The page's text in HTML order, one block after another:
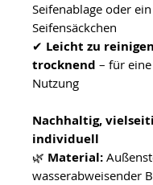
Seifenablage oder ein
Seifensäckchen
✔ Leicht zu
trocknend – für
Nutzung
Nachhaltig,
individuell
🌿 Material:
wasserabweisender